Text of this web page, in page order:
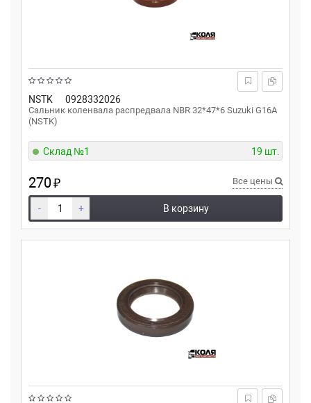
NSTK 0928332026
Сальник коленвала распредвала NBR 32*47*6 Suzuki G16A
(NSTK)
Склад №1 19 шт.
270₽ Все цены
- + В корзину